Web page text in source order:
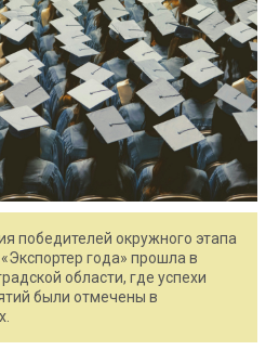
победителей окружного этапа
года» прошла в
области, где успехи
были отмечены в